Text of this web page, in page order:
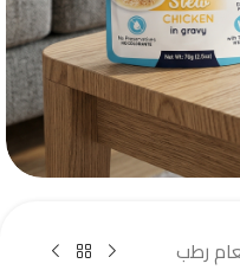
رطب